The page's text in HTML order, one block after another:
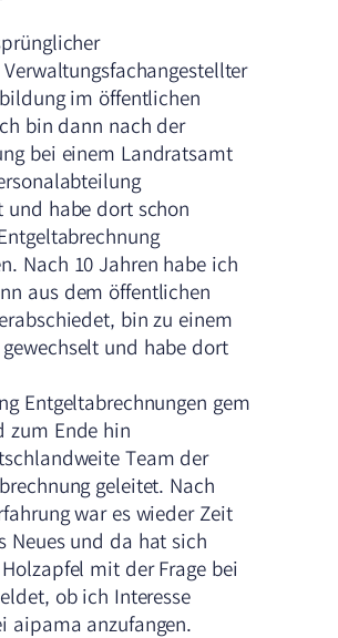
im öffentlichen
bin dann nach der
bei einem Landratsamt
und habe dort schon
Nach 10 Jahren habe ich
aus dem öffentlichen
bin zu einem
gewechselt und habe dort
Entgeltabrechnungen gem
zum Ende hin
Team der
geleitet. Nach
war es wieder Zeit
Neues und da hat sich
mit der Frage bei
ob ich Interesse
aipama anzufangen.